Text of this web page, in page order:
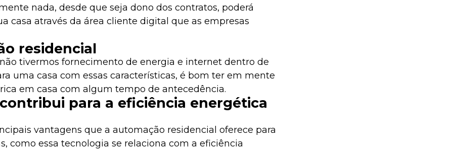
nada, desde que seja dono dos contratos, poderá
casa através da área cliente digital que as empresas
residencial
tivermos fornecimento de energia e internet dentro de
uma casa com essas características, é bom ter em mente
em casa com algum tempo de antecedência.
para a eficiência energética
vantagens que a automação residencial oferece para
como essa tecnologia se relaciona com a eficiência